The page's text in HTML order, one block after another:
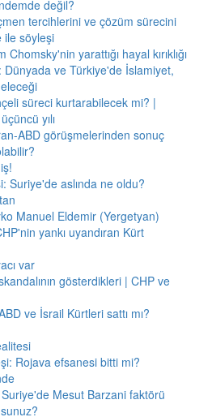
değil?
tercihlerini ve çözüm sürecini
ile söyleşi
yarattığı hayal kırıklığı
ve Türkiye'de İslamiyet,
süreci kurtarabilecek mi? |
yılı
ABD görüşmelerinden sonuç
Suriye'de aslında ne oldu?
Manuel Eldemir (Yergetyan)
yankı uyandıran Kürt
var
gösterdikleri | CHP ve
ve İsrail Kürtleri sattı mı?
Rojava efsanesi bitti mi?
Mesut Barzani faktörü